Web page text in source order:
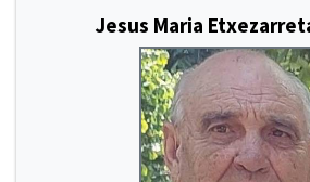
Jesus Maria